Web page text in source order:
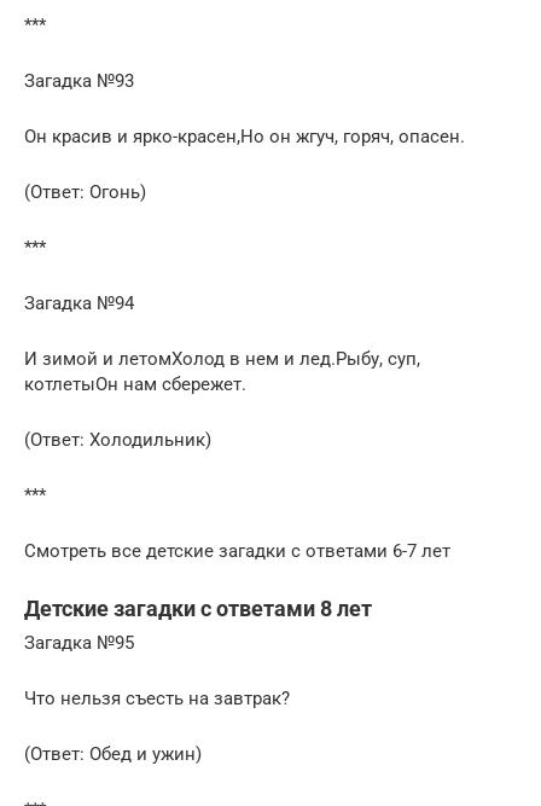
***
Загадка №93
Он красив и ярко-красен,Но он жгуч, горяч, опасен.
(Ответ: Огонь)
***
Загадка №94
И зимой и летомХолод в нем и лед.Рыбу, суп,
котлетыОн нам сбережет.
(Ответ: Холодильник)
***
Смотреть все детские загадки с ответами 6-7 лет
Детские загадки с ответами 8 лет
Загадка №95
Что нельзя съесть на завтрак?
(Ответ: Обед и ужин)